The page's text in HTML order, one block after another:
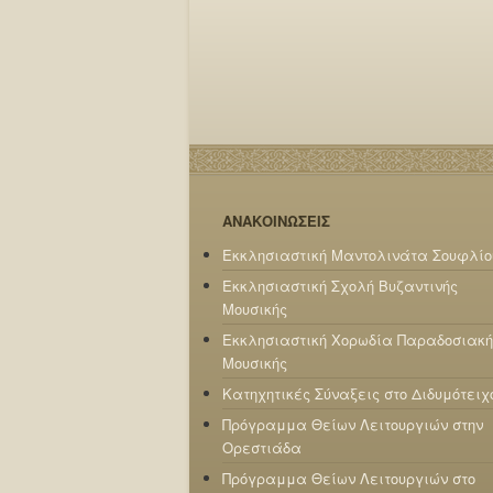
ΑΝΑΚΟΙΝΩΣΕΙΣ
Εκκλησιαστική Μαντολινάτα
Εκκλησιαστική Σχολή Βυζαντινής
Μουσικής
Εκκλησιαστική Χορωδία
Μουσικής
Κατηχητικές Σύναξεις στο
Πρόγραμμα Θείων Λειτουργιών στην
Ορεστιάδα
Πρόγραμμα Θείων Λειτουργιών στο